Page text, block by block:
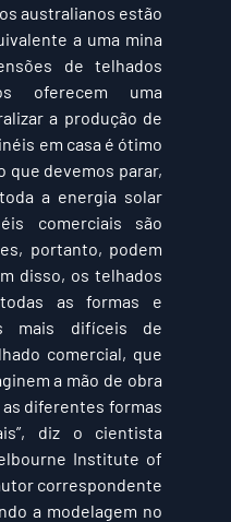
australianos estão
a uma mina
de telhados
oferecem uma
a produção de
em casa é ótimo
que devemos parar,
a energia solar
comerciais são
portanto, podem
disso, os telhados
as formas e
mais difíceis de
comercial, que
a mão de obra
diferentes formas
diz o cientista
Institute of
correspondente